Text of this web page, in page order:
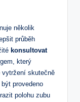
několik
‍průběh
konsultovat‍
který
vytržení skutečně
​provedeno
polohu zubu